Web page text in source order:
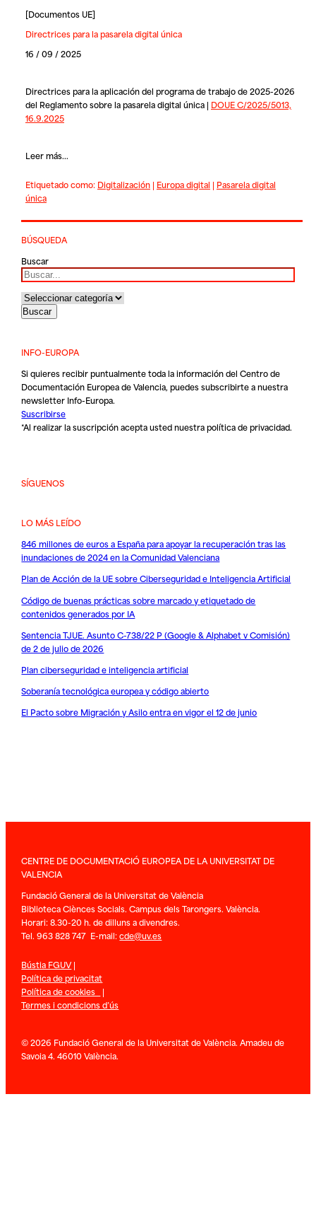
[Documentos UE]
Directrices para la pasarela digital única
16 / 09 / 2025
Directrices para la aplicación del programa de trabajo de 2025-2026
del Reglamento sobre la pasarela digital única | DOUE C/2025/5013,
16.9.2025
Leer más...
Etiquetado como: Digitalización| Europa digital | Pasarela digital
única
BÚSQUEDA
Buscar
INFO-EUROPA
Si quieres recibir puntualmente toda la información del Centro de
Documentación Europea de Valencia, puedes subscribirte a nuestra
newsletter Info-Europa.
Suscribirse
*Al realizar la suscripción acepta usted nuestrapolítica de privacidad.
SÍGUENOS
LO MÁS LEÍDO
846 millones de euros a España para apoyar la recuperación tras las
inundaciones de 2024 en la Comunidad Valenciana
Plan de Acción de la UE sobre Ciberseguridad e Inteligencia Artificial
Código de buenas prácticas sobre marcado y etiquetado de
contenidos generados por IA
Sentencia TJUE. Asunto C-738/22 P (Google & Alphabet v Comisión)
de 2 de julio de 2026
Plan ciberseguridad e inteligencia artificial
Soberanía tecnológica europea y código abierto
El Pacto sobre Migración y Asilo entra en vigor el 12 de junio
CENTRE DE DOCUMENTACIÓ EUROPEA DE LA UNIVERSITAT DE
VALENCIA
Fundació General de la Universitat de València
Biblioteca Ciènces Socials. Campus dels Tarongers. València.
Horari: 8.30-20 h. de dilluns a divendres.
Tel. 963 828 747 E-mail:cde@uv.es
Bústia FGUV|
Política de privacitat
Política de cookies |
Termes i condicions d’ús
© 2026 Fundació General de la Universitat de València. Amadeu de
Savoia 4. 46010 València.